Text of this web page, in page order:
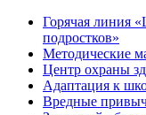
Горячая линия
подростков»
Методические
Центр охраны
Адаптация к
Вредные